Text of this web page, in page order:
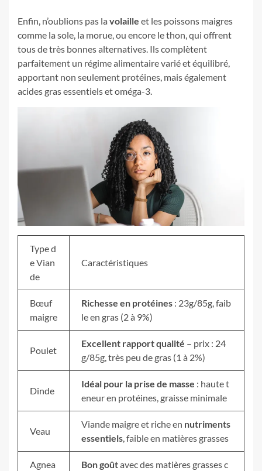
Enfin, n’oublions pas la volaille et les poissons maigres
comme la sole, la morue, ou encore le thon, qui offrent
tous de très bonnes alternatives. Ils complètent
parfaitement un régime alimentaire varié et équilibré,
apportant non seulement protéines, mais également
acides gras essentiels et oméga-3.
Type d
e Vian
de
Caractéristiques
Bœuf
maigre
Richesse en protéines : 23g/85g, faib
le en gras (2 à 9%)
Poulet
Excellent rapport qualité – prix : 24
g/85g, très peu de gras (1 à 2%)
Dinde
Idéal pour la prise de masse : haute t
eneur en protéines, graisse minimale
Veau
Viande maigre et riche en nutriments
essentiels, faible en matières grasses
Agnea
Bon goûtavec des matières grasses c